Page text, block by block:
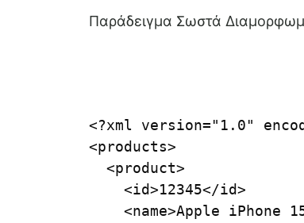
Παράδειγμα Σωστά
<?xml version="1.0"
<products>
  <product>
    <id>12345</id>
<name>Apple iPhone